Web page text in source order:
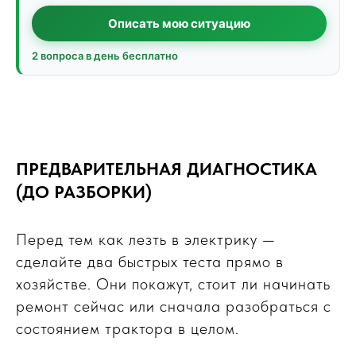
Описать мою ситуацию
2 вопроса в день бесплатно
ПРЕДВАРИТЕЛЬНАЯ ДИАГНОСТИКА
(ДО РАЗБОРКИ)
Перед тем как лезть в электрику —
сделайте два быстрых теста прямо в
хозяйстве. Они покажут, стоит ли начинать
ремонт сейчас или сначала разобраться с
состоянием трактора в целом.